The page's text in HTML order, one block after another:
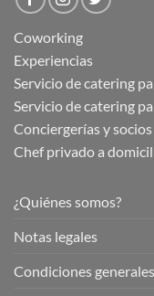
Coworking
Experiencias
Servicio de catering
Servicio de catering
Conciergerías y socios
Chef privado a
¿Quiénes somos?
Notas legales
Condiciones